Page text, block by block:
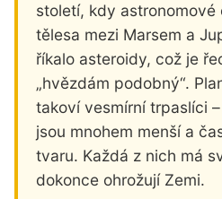
století, kdy astronomové
tělesa mezi Marsem a
říkalo asteroidy, což je
„hvězdám podobný“.
takoví vesmírní trpaslíci
jsou mnohem menší a
tvaru. Každá z nich má
dokonce ohrožují Zemi.